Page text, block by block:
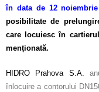
Anunțuri lucrări /
Servicii
Utile
în data de 12
posibilitate de
care locuiesc în
menționată.
HIDRO Prahova S.A.
înlocuire a contorului